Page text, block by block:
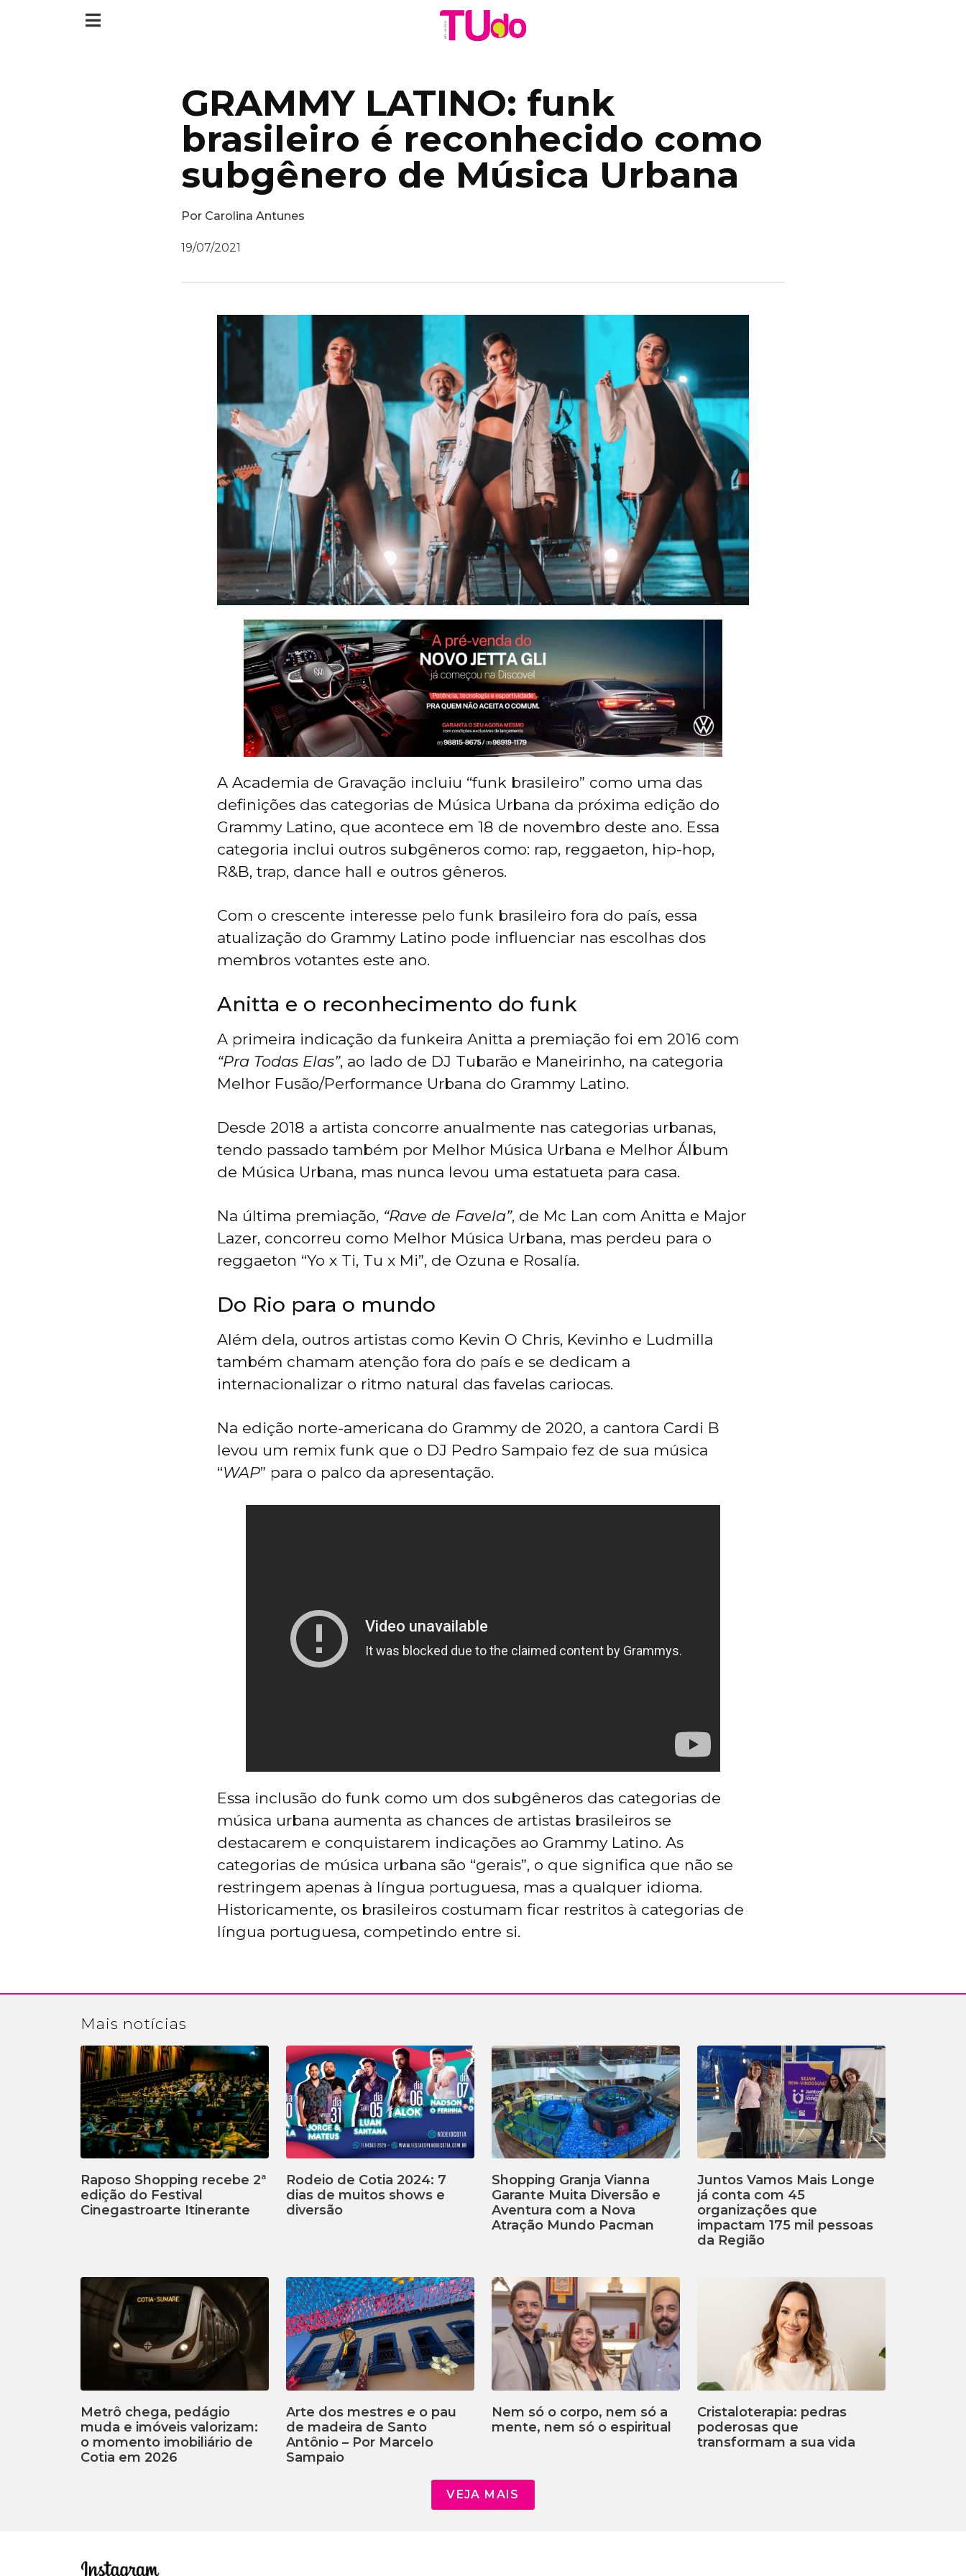
GRAMMY LATINO: funk
brasileiro é reconhecido como
subgênero de Música Urbana
Por Carolina Antunes
19/07/2021
A Academia de Gravação incluiu “funk brasileiro” como uma das
definições das categorias de Música Urbana da próxima edição do
Grammy Latino, que acontece em 18 de novembro deste ano. Essa
categoria inclui outros subgêneros como: rap, reggaeton, hip-hop,
R&B, trap, dance hall e outros gêneros.
Com o crescente interesse pelo funk brasileiro fora do país, essa
atualização do Grammy Latino pode influenciar nas escolhas dos
membros votantes este ano.
Anitta e o reconhecimento do funk
A primeira indicação da funkeira Anitta a premiação foi em 2016 com
“Pra Todas Elas”, ao lado de DJ Tubarão e Maneirinho, na categoria
Melhor Fusão/Performance Urbana do Grammy Latino.
Desde 2018 a artista concorre anualmente nas categorias urbanas,
tendo passado também por Melhor Música Urbana e Melhor Álbum
de Música Urbana, mas nunca levou uma estatueta para casa.
Na última premiação, “Rave de Favela”, de Mc Lan com Anitta e Major
Lazer, concorreu como Melhor Música Urbana, mas perdeu para o
reggaeton “Yo x Ti, Tu x Mi”, de Ozuna e Rosalía.
Do Rio para o mundo
Além dela, outros artistas como Kevin O Chris, Kevinho e Ludmilla
também chamam atenção fora do país e se dedicam a
internacionalizar o ritmo natural das favelas cariocas.
Na edição norte-americana do Grammy de 2020, a cantora Cardi B
levou um remix funk que o DJ Pedro Sampaio fez de sua música
“WAP” para o palco da apresentação.
Essa inclusão do funk como um dos subgêneros das categorias de
música urbana aumenta as chances de artistas brasileiros se
destacarem e conquistarem indicações ao Grammy Latino. As
categorias de música urbana são “gerais”, o que significa que não se
restringem apenas à língua portuguesa, mas a qualquer idioma.
Historicamente, os brasileiros costumam ficar restritos à categorias de
língua portuguesa, competindo entre si.
Mais notícias
Raposo Shopping recebe 2ª
edição do Festival
Cinegastroarte Itinerante
Rodeio de Cotia 2024: 7
dias de muitos shows e
diversão
Shopping Granja Vianna
Garante Muita Diversão e
Aventura com a Nova
Atração Mundo Pacman
Juntos Vamos Mais Longe
já conta com 45
organizações que
impactam 175 mil pessoas
da Região
Metrô chega, pedágio
muda e imóveis valorizam:
o momento imobiliário de
Cotia em 2026
Arte dos mestres e o pau
de madeira de Santo
Antônio – Por Marcelo
Sampaio
Nem só o corpo, nem só a
mente, nem só o espiritual
Cristaloterapia: pedras
poderosas que
transformam a sua vida
VEJA MAIS